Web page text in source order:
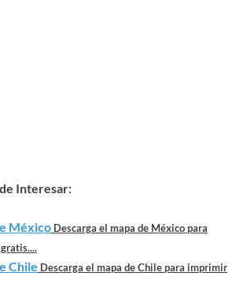
Interesar:
México Descarga el mapa de México para
Chile Descarga el mapa de Chile para imprimir